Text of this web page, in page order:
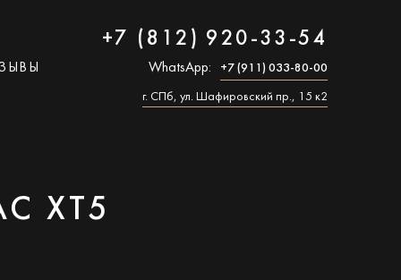
+7 (812) 920-33-54
WhatsApp: +7 (911) 033-80-00
г. СПб, ул. Шафировский пр., 15 к2
XT5